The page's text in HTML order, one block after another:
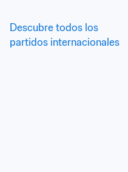
Descubre todos los
partidos internacionales